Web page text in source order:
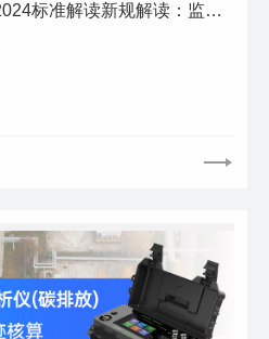
【标准解读】HJ 1405-2024标准解读新规解读：监测布点“前4后2”如何落地？